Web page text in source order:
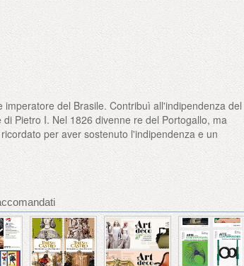
del Brasile. Contribuì all'indipendenza del
Pietro I. Nel 1826 divenne re del Portogallo, ma
per aver sostenuto l'indipendenza e un